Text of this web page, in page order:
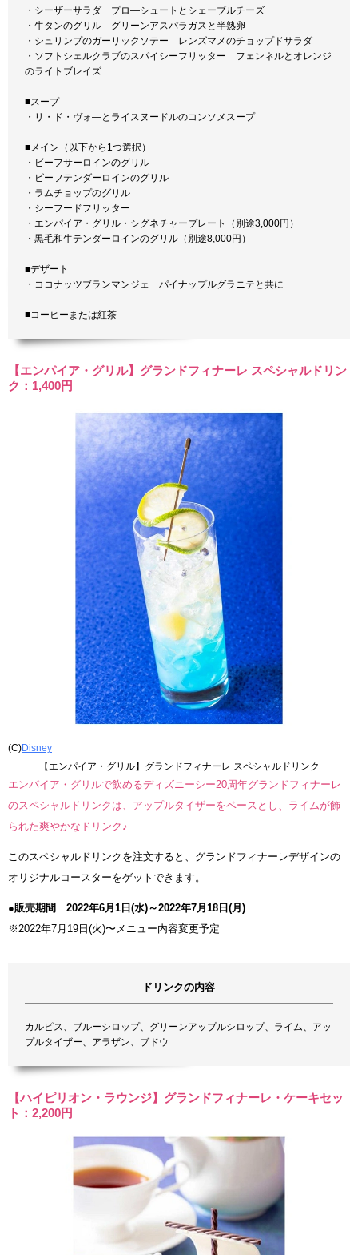
・シーザーサラダ プロ―シュートとシェーブルチーズ
・牛タンのグリル グリーンアスパラガスと半熟卵
・シュリンプのガーリックソテー レンズマメのチョップドサラダ
・ソフトシェルクラブのスパイシーフリッター フェンネルとオレンジ
のライトブレイズ
■スープ
・リ・ド・ヴォ―とライスヌードルのコンソメスープ
■メイン（以下から1つ選択）
・ビーフサーロインのグリル
・ビーフテンダーロインのグリル
・ラムチョップのグリル
・シーフードフリッター
・エンパイア・グリル・シグネチャープレート（別途3,000円）
・黒毛和牛テンダーロインのグリル（別途8,000円）
■デザート
・ココナッツブランマンジェ パイナップルグラニテと共に
■コーヒーまたは紅茶
【エンパイア・グリル】グランドフィナーレ スペシャルドリン
ク：1,400円
(C)Disney
【エンパイア・グリル】グランドフィナーレ スペシャルドリンク
エンパイア・グリルで飲めるディズニーシー20周年グランドフィナーレ
のスペシャルドリンクは、アップルタイザーをベースとし、ライムが飾
られた爽やかなドリンク♪
このスペシャルドリンクを注文すると、グランドフィナーレデザインの
オリジナルコースターをゲットできます。
●販売期間 2022年6月1日(水)～2022年7月18日(月)
※2022年7月19日(火)〜メニュー内容変更予定
ドリンクの内容
カルピス、ブルーシロップ、グリーンアップルシロップ、ライム、アッ
プルタイザー、アラザン、ブドウ
【ハイピリオン・ラウンジ】グランドフィナーレ・ケーキセッ
ト：2,200円